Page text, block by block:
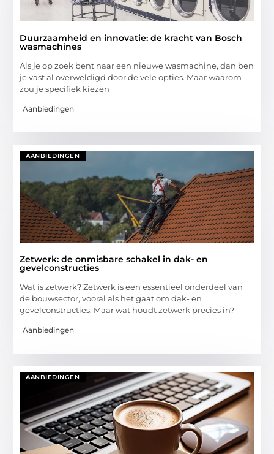
Duurzaamheid en innovatie: de kracht van Bosch
wasmachines
Als je op zoek bent naar een nieuwe wasmachine, dan ben
je vast al overweldigd door de vele opties. Maar waarom
zou je specifiek kiezen
Aanbiedingen
AANBIEDINGEN
Zetwerk: de onmisbare schakel in dak- en
gevelconstructies
Wat is zetwerk? Zetwerk is een essentieel onderdeel van
de bouwsector, vooral als het gaat om dak- en
gevelconstructies. Maar wat houdt zetwerk precies in?
Aanbiedingen
AANBIEDINGEN